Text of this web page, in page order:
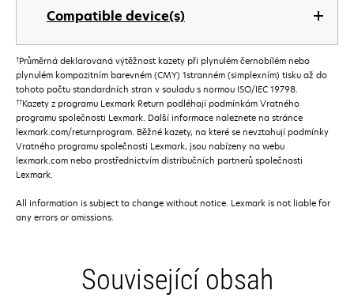
Compatible device(s)
†Průměrná deklarovaná výtěžnost kazety při plynulém černobílém nebo
plynulém kompozitním barevném (CMY) 1stranném (simplexním) tisku až do
tohoto počtu standardních stran v souladu s normou ISO/IEC 19798.
††Kazety z programu Lexmark Return podléhají podmínkám Vratného
programu společnosti Lexmark. Další informace naleznete na stránce
lexmark.com/returnprogram. Běžné kazety, na které se nevztahují podmínky
Vratného programu společnosti Lexmark, jsou nabízeny na webu
lexmark.com nebo prostřednictvím distribučních partnerů společnosti
Lexmark.
All information is subject to change without notice. Lexmark is not liable for
any errors or omissions.
Související obsah